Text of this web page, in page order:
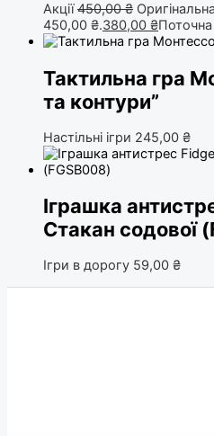
Акції450,00₴
450,00 ₴.380,00 ₴
Тактильна гра
та контури”
Настільні ігри 245,00 ₴
Іграшка
Стакан содової
Ігри в дорогу 59,00 ₴